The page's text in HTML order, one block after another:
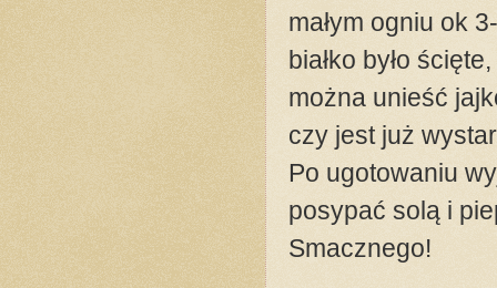
małym ogniu ok
białko było
można unieść
czy jest już
Po ugotowaniu
posypać solą i
Smacznego!